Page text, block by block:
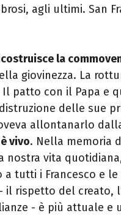
agli ultimi. San
la
giovinezza. La
Il patto con il Papa e
delle sue
allontanarlo
vivo. Nella memoria
nostra vita
tutti i Francesco e le
il rispetto del creato,
- è più attuale e